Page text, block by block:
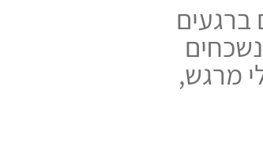
ברגעים
מרגש,